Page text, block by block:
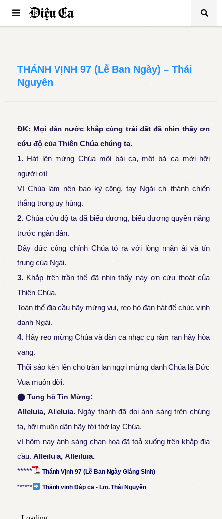
THÁNH VỊNH 97 (Lễ Ban Ngày) – Thái
Nguyên
ĐK: Mọi dân nước khắp cùng trái đất đã nhìn thấy ơn
cứu độ của Thiên Chúa chúng ta.
1. Hát lên mừng Chúa một bài ca, một bài ca mới hỡi
người ơi!
Vì Chúa làm nên bao kỳ công, tay Ngài chí thánh chiến
thắng trong uy hùng.
2. Chúa cứu độ ta đã biểu dương, biểu dương quyền năng
trước ngàn dân.
Đây đức công chính Chúa tỏ ra với lòng nhân ái và tín
trung của Ngài.
3. Khắp trên trần thế đã nhìn thấy này ơn cứu thoát của
Thiên Chúa.
Toàn thể địa cầu hãy mừng vui, reo hò đàn hát để chúc vinh
danh Ngài.
4. Hãy reo mừng Chúa và đàn ca nhạc cụ râm ran hãy hòa
vang.
Thổi sáo kèn lên cho tràn lan ngợi mừng danh Chúa là Đức
Vua muôn đời.
⬤ Tung hô Tin Mừng:
Alleluia, Alleluia. Ngày thánh đã dọi ánh sáng trên chúng
ta, hỡi muôn dân hãy tới thờ lạy Chúa,
vì hôm nay ánh sáng chan hoà đã toả xuống trên khắp địa
cầu. Alleiluia, Alleiluia.
*****
Thánh Vịnh 97 (Lễ Ban Ngày Giáng Sinh)
****** Thánh vịnh Đáp ca - Lm. Thái Nguyên